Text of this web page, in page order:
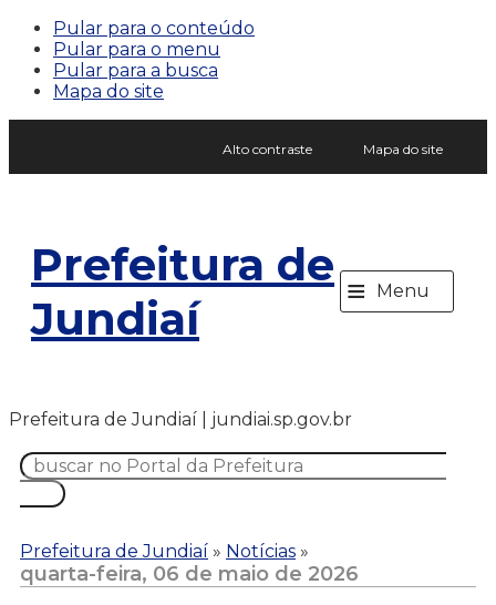
Pular para o conteúdo
Pular para o menu
Pular para a busca
Mapa do site
Alto contraste Mapa do site
Prefeitura de
Jundiaí
≡ Menu
Prefeitura de Jundiaí | jundiai.sp.gov.br
Prefeitura de Jundiaí » Notícias »
quarta-feira, 06 de maio de 2026